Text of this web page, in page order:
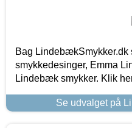
Bag LindebækSmykker.dk
smykkedesinger, Emma
Lindebæk smykker. Klik
Se udvalget på